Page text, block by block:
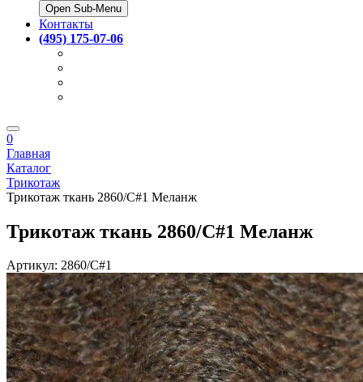
Open Sub-Menu
Контакты
(495) 175-07-06
0
Главная
Каталог
Трикотаж
Трикотаж ткань 2860/C#1 Меланж
Трикотаж ткань 2860/C#1 Меланж
Артикул: 2860/C#1